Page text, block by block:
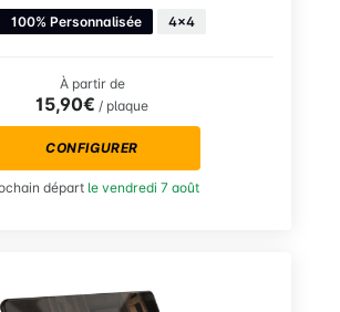
100% Personnalisée 4x4
À partir de
15,90€ / plaque
CONFIGURER
départ le vendredi 7 août